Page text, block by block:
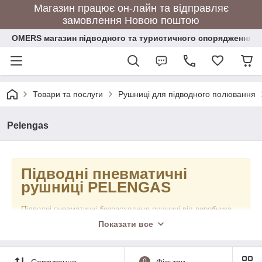
Магазин працює он-лайн та відправляє
замовлення Новою поштою
OMERS магазин підводного та туристичного спорядження
Товари та послуги Рушниці для підводного полювання
Pelengas
Підводні пневматичні
рушниці PELENGAS
Підводні пневматичні безрасходные рушниці від виробника
Pelengas, який відмінно зарекомендував себе на ринку
Показати все